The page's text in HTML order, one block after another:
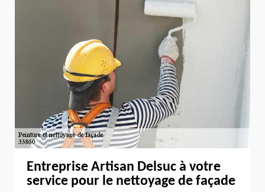
Entreprise Artisan Delsuc à votre
service pour le nettoyage de façade